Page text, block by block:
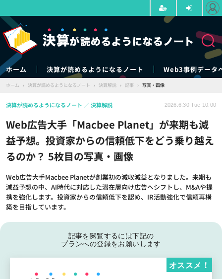
ホーム 決算が読めるようになるノート Web3事例データ
ホーム › 決算が読めるようになるノート › 決算解説 › 記事 › 写真・画像
Web広告大手「Macbee Planet」が来期も減
益予想。投資家からの信頼低下をどう乗り越え
るのか？ 5枚目の写真・画像
Web広告大手Macbee Planetが創業初の減収減益となりました。来期も
減益予想の中、AI時代に対応した潜在層向け広告へシフトし、M&Aや提
携を強化します。投資家からの信頼低下を認め、IR活動強化で信頼再構
築を目指しています。
決算が読めるようになるノート 決算解説 2026.6.30 Tue 10:00
記事を閲覧するには下記の
プランへの登録をお願いします
オススメ！